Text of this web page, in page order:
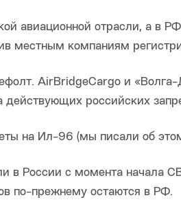
авиационной отрасли, а в
местным компаниям
AirBridgeCargo и
российских
на Ил-96 (мы писали об
в России с момента начала
по-прежнему остаются в РФ.